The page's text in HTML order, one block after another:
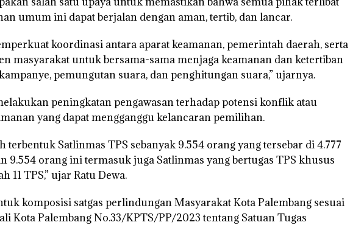
umum ini dapat berjalan dengan aman, tertib, dan lancar.
koordinasi antara aparat keamanan, pemerintah daerah, serta
masyarakat untuk bersama-sama menjaga keamanan dan ketertiban
pemungutan suara, dan penghitungan suara,” ujarnya.
peningkatan pengawasan terhadap potensi konflik atau
yang dapat mengganggu kelancaran pemilihan.
terbentuk Satlinmas TPS sebanyak 9.554 orang yang tersebar di 4.777
9.554 orang ini termasuk juga Satlinmas yang bertugas TPS khusus
11 TPS,” ujar Ratu Dewa.
komposisi satgas perlindungan Masyarakat Kota Palembang sesuai
Kota Palembang No.33/KPTS/PP/2023 tentang Satuan Tugas